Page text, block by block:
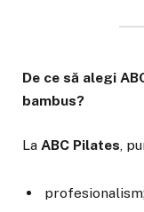
De ce să alegi
bambus?
La ABC Pilates ,